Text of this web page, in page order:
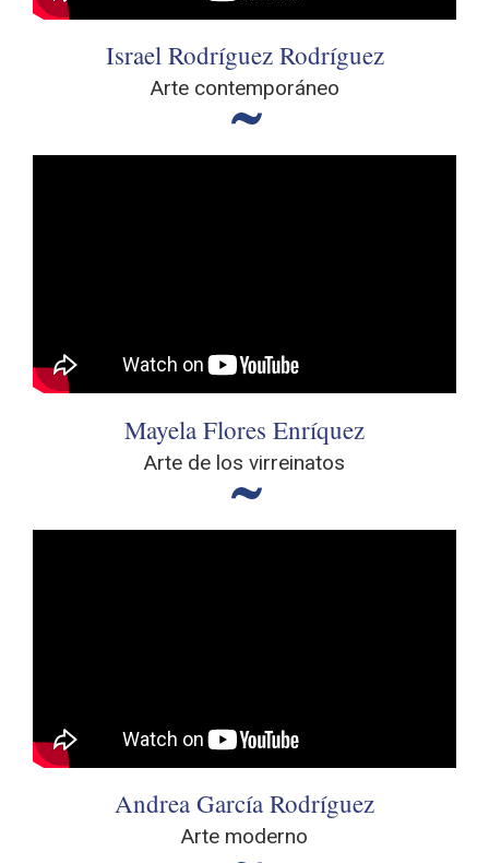
Israel Rodríguez Rodríguez
Arte contemporáneo
Mayela Flores Enríquez
Arte de los virreinatos
Andrea García Rodríguez
Arte moderno